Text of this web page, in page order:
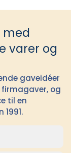
med
varer og
gaveidéer
og
til en